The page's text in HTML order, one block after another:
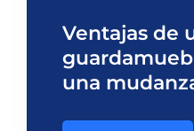
Ventajas de
una